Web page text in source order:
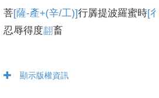
菩[薩-產+(辛/工)]行羼提波羅蜜時[
忍辱得度𮋒畜
顯示版權資訊